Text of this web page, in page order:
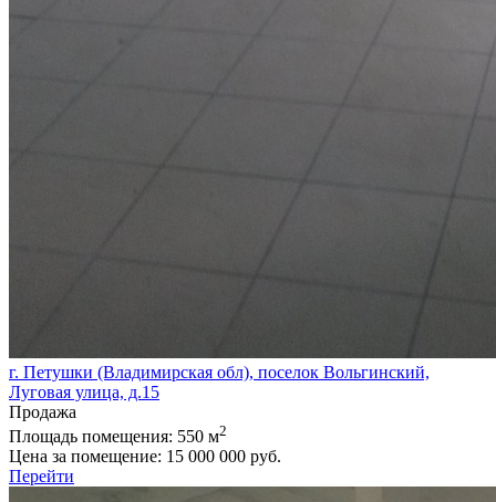
г. Петушки (Владимирская обл), поселок Вольгинский,
Луговая улица, д.15
Продажа
Площадь помещения: 550 м2
Цена за помещение: 15 000 000 руб.
Перейти